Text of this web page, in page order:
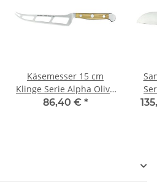
Käsemesser 15 cm
Klinge Serie Alpha Olive
von Güde
86,40 € *